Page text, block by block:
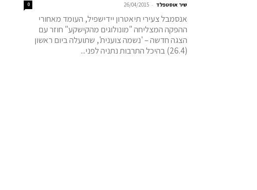
שיר אוסטפלד -
26/04/2015
0
אנסמבל צעירי תיאטרון יידישפיל, העומד מאחורי
ההפקה המצליחה "מונולוגים מהקישקע" חוזר עם
הצגה חדשה – 'נשמה צוענית', שתועלה ביום ראשון
(26.4) בהיכל התרבות נתניה לפני...